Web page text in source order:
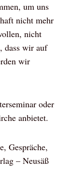
um uns
nicht mehr
nicht
dass wir auf
wir
oder
anbietet.
Gespräche,
– Neusäß